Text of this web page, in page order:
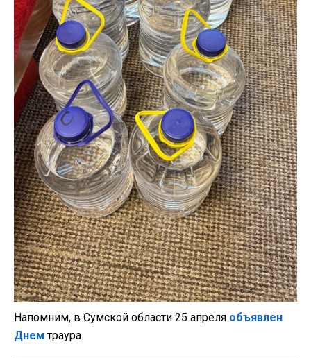
Напомним, в Сумской области 25 апреля объявлен
Днем траура.